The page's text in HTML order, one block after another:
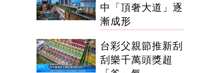
中「頂奢大道」逐
漸成形
台彩父親節推新刮
刮樂千萬頭獎超